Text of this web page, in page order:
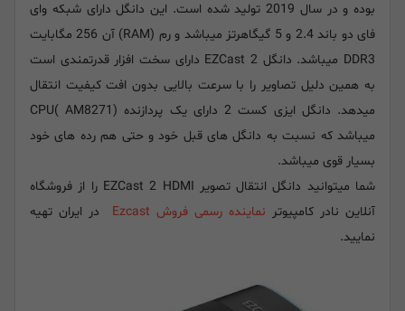
بوده و در سال 2019 تولید شده است. این دانگل دارای شبکه وای
فای دو باند 2.4 و 5 گیگاهرتز میباشد و رم (RAM) آن 256 مگابایت
DDR3 میباشد. دانگل EZCast 2 دارای سخت افزار قدرتمندی است
به همین دلیل تصاویر را با سرعت بالایی بدون افت کیفیت انتقال
میدهد. دانگل ایزی کست 2 دارای یک پردازنده (CPU( AM8271
میباشد که نسبت به دانگل های قبل خود و حتی هم رده های خود
بسیار قوی میباشد.
شما میتوانید دانگل انتقال تصویر EZCast 2 HDMI را از فروشگاه
آنلاین نادر کامپیوتر نماینده رسمی فروش Ezcast
در ایران تهیه
نمایید.